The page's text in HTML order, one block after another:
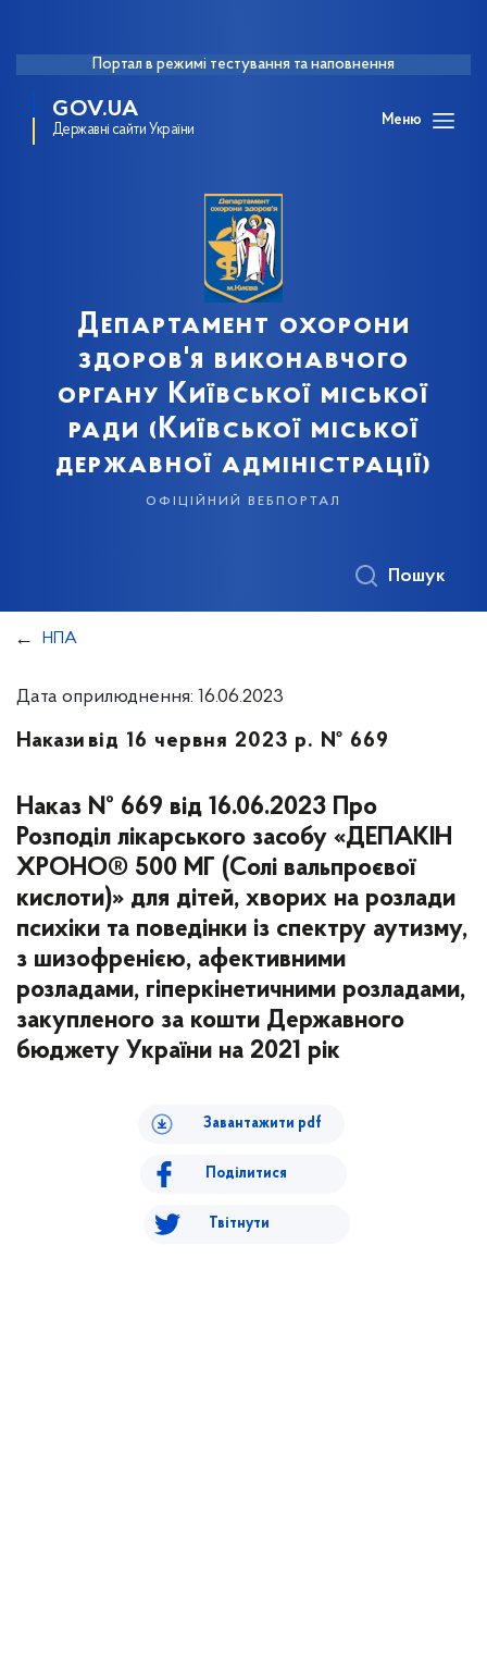
Портал в режимі тестування та наповнення
GOV.UA
Державні сайти України
Меню
Департамент охорони
здоров'я виконавчого
органу Київської міської
ради (Київської міської
державної адміністрації)
офіційний вебпортал
Пошук
НПА
Дата оприлюднення: 16.06.2023
Накази від 16 червня 2023 р. № 669
Наказ № 669 від 16.06.2023 Про
Розподіл лікарського засобу «ДЕПАКІН
ХРОНО® 500 МГ (Солі вальпроєвої
кислоти)» для дітей, хворих на розлади
психіки та поведінки із спектру аутизму,
з шизофренією, афективними
розладами, гіперкінетичними розладами,
закупленого за кошти Державного
бюджету України на 2021 рік
Завантажити pdf
Поділитися
Твітнути